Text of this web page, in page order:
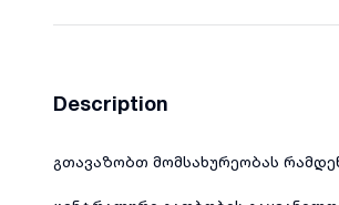
Description
გთავაზობთ მომსახურეობას